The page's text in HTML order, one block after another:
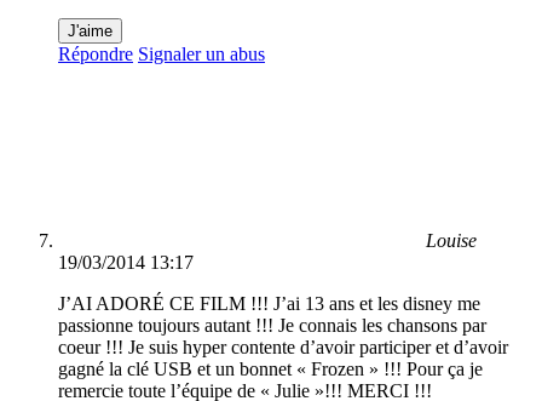
J'aime
Répondre Signaler un abus
Louise
19/03/2014 13:17
J’AI ADORÉ CE FILM !!! J’ai 13 ans et les disney me
passionne toujours autant !!! Je connais les chansons par
coeur !!! Je suis hyper contente d’avoir participer et d’avoir
gagné la clé USB et un bonnet « Frozen » !!! Pour ça je
remercie toute l’équipe de « Julie »!!! MERCI !!!